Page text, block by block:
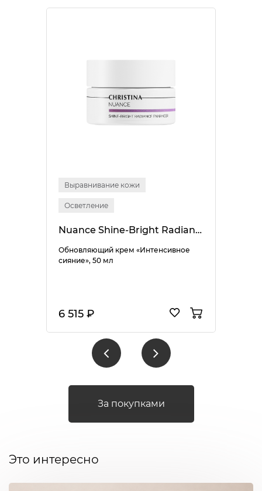
Выравнивание кожи
Осветление
Nuance Shine-Bright Radiance Enhancer
Обновляющий крем «Интенсивное
сияние», 50 мл
6 515 ₽
За покупками
Это интересно